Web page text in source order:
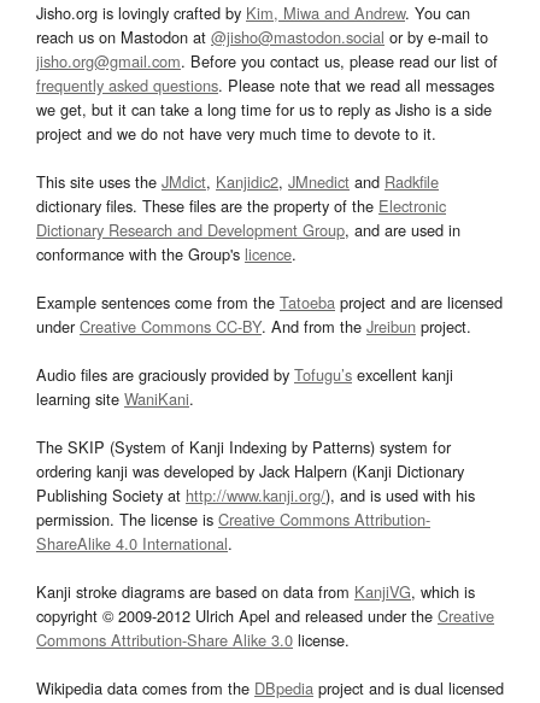
Jisho.org is lovingly crafted by Kim, Miwa and Andrew. You can
reach us on Mastodon at @jisho@mastodon.social or by e-mail to
jisho.org@gmail.com. Before you contact us, please read our list of
frequently asked questions. Please note that we read all messages
we get, but it can take a long time for us to reply as Jisho is a side
project and we do not have very much time to devote to it.
This site uses the JMdict, Kanjidic2, JMnedict and Radkfile
dictionary files. These files are the property of the Electronic
Dictionary Research and Development Group, and are used in
conformance with the Group's licence.
Example sentences come from the Tatoeba project and are licensed
underCreative Commons CC-BY. And from the Jreibun project.
Audio files are graciously provided by Tofugu’s excellent kanji
learning site WaniKani.
The SKIP (System of Kanji Indexing by Patterns) system for
ordering kanji was developed by Jack Halpern (Kanji Dictionary
Publishing Society at http://www.kanji.org/), and is used with his
permission. The license is Creative Commons Attribution-
ShareAlike 4.0 International.
Kanji stroke diagrams are based on data from KanjiVG, which is
copyright © 2009-2012 Ulrich Apel and released under the Creative
Commons Attribution-Share Alike 3.0 license.
Wikipedia data comes from the DBpedia project and is dual licensed